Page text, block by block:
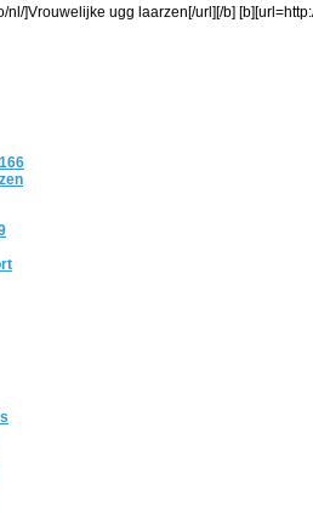
nl/]Vrouwelijke ugg laarzen[/url][/b]